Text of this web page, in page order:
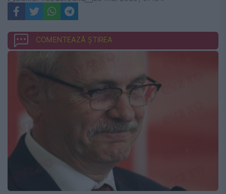
COMENTEAZĂ ȘTIREA